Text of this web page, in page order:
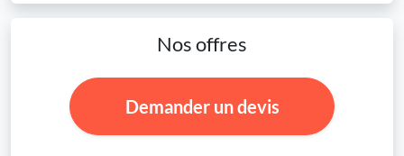
Nos offres
Demander un devis